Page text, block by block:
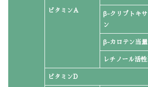
ビタミンA
β-クリプトキ
ン
β-カロテン当量
レチノール活
ビタミンD